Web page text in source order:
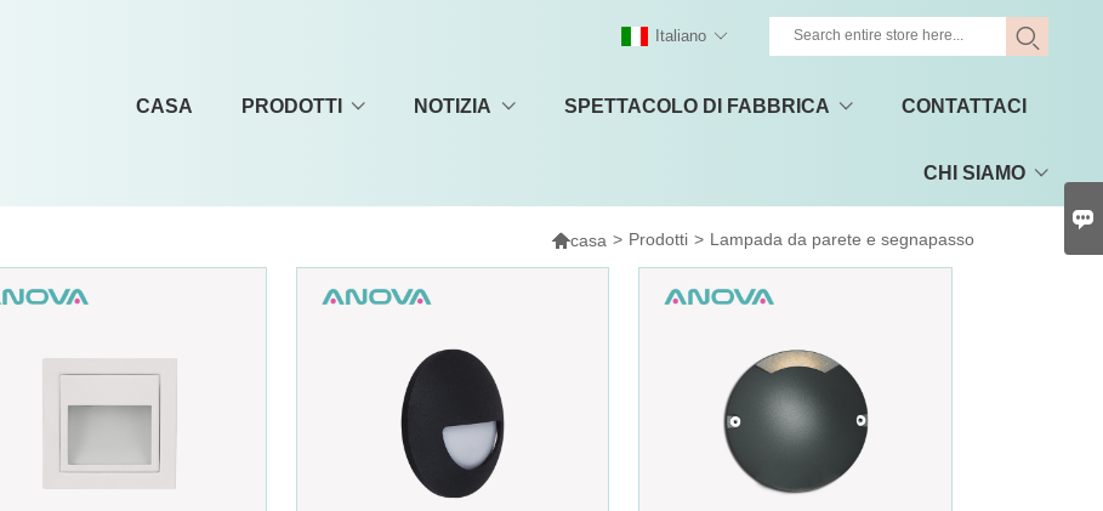
CASA PRODOTTI NOTIZIA SPETTACOLO DI FABBRICA CONTATTACI
CHI SIAMO
Italiano
casa > Prodotti > Lampada da parete e segnapasso
